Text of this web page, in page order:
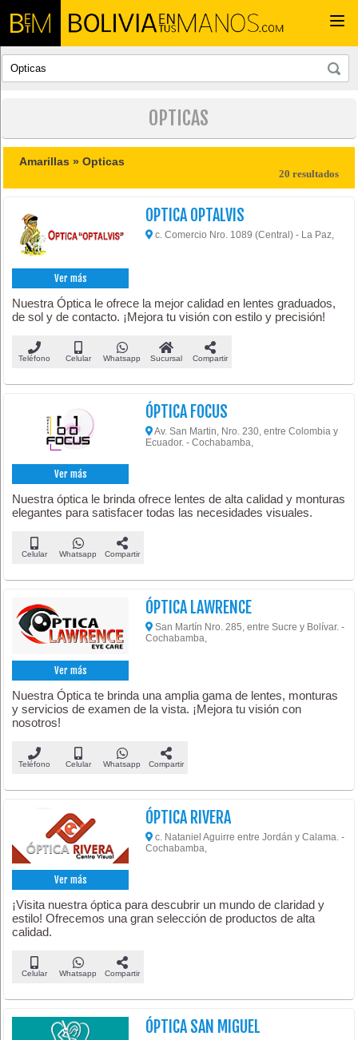
OPTICAS
Amarillas »Opticas
20 resultados
Ver más
OPTICA OPTALVIS
c. Comercio Nro. 1089 (Central) - La Paz,
Nuestra Óptica le ofrece la mejor calidad en lentes graduados,
de sol y de contacto. ¡Mejora tu visión con estilo y precisión!
Teléfono Celular Whatsapp Sucursal Compartir
Ver más
ÓPTICA FOCUS
Av. San Martin, Nro. 230, entre Colombia y
Ecuador. - Cochabamba,
Nuestra óptica le brinda ofrece lentes de alta calidad y monturas
elegantes para satisfacer todas las necesidades visuales.
Celular Whatsapp Compartir
Ver más
ÓPTICA LAWRENCE
San Martín Nro. 285, entre Sucre y Bolívar. -
Cochabamba,
Nuestra Óptica te brinda una amplia gama de lentes, monturas
y servicios de examen de la vista. ¡Mejora tu visión con
nosotros!
Teléfono Celular Whatsapp Compartir
Ver más
ÓPTICA RIVERA
c. Nataniel Aguirre entre Jordán y Calama. -
Cochabamba,
¡Visita nuestra óptica para descubrir un mundo de claridad y
estilo! Ofrecemos una gran selección de productos de alta
calidad.
Celular Whatsapp Compartir
ÓPTICA SAN MIGUEL